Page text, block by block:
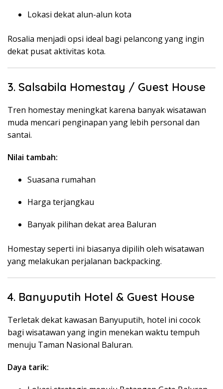
Lokasi dekat alun-alun kota
Rosalia menjadi opsi ideal bagi pelancong yang ingin
dekat pusat aktivitas kota.
3. Salsabila Homestay / Guest House
Tren homestay meningkat karena banyak wisatawan
muda mencari penginapan yang lebih personal dan
santai.
Nilai tambah:
Suasana rumahan
Harga terjangkau
Banyak pilihan dekat area Baluran
Homestay seperti ini biasanya dipilih oleh wisatawan
yang melakukan perjalanan backpacking.
4. Banyuputih Hotel & Guest House
Terletak dekat kawasan Banyuputih, hotel ini cocok
bagi wisatawan yang ingin menekan waktu tempuh
menuju Taman Nasional Baluran.
Daya tarik: